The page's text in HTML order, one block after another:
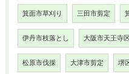
箕面市草刈り 三田市剪定
伊丹市枝落とし 大阪市天王寺
松原市伐採 大津市剪定 堺